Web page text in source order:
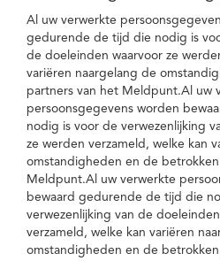
Al uw verwerkte
gedurende de tijd die nodig is
de doeleinden waarvoor ze
variëren naargelang de
partners van het Meldpunt.Al uw
persoonsgegevens worden
nodig is voor de verwezenlijking
ze werden verzameld, welke kan
omstandigheden en de
Meldpunt.Al uw verwerkte
bewaard gedurende de tijd die
verwezenlijking van de
verzameld, welke kan variëren
omstandigheden en de